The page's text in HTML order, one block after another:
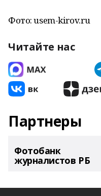
Фото: usem-kirov.ru
Читайте нас
Партнеры
Фотобанк
журналистов РБ